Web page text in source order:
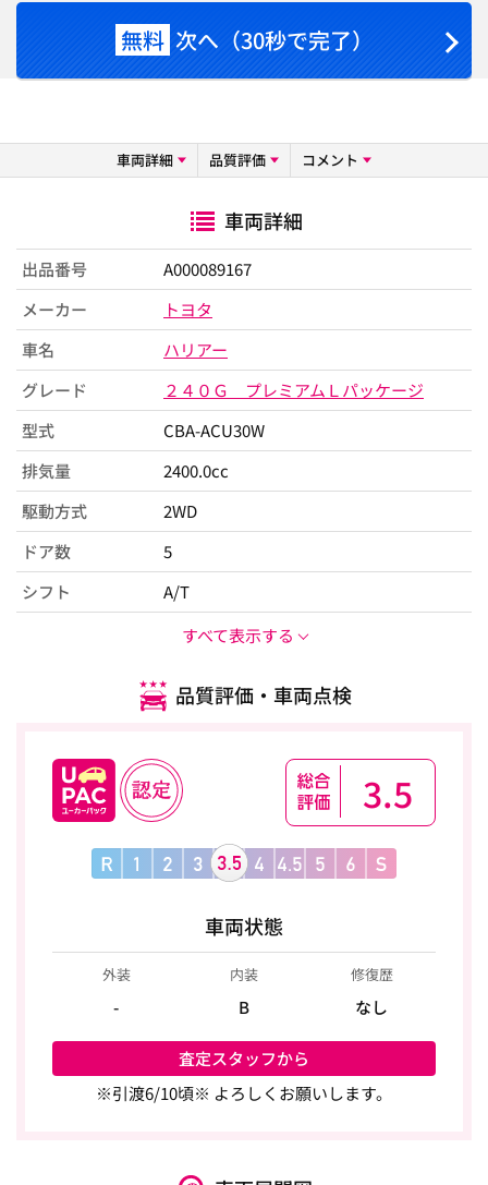
無料 次へ（30秒で完了）
車両詳細 品質評価 コメント
車両詳細
出品番号
A000089167
メーカー
トヨタ
車名
ハリアー
グレード
２４０Ｇ プレミアムＬパッケージ
型式
CBA-ACU30W
排気量
2400.0cc
駆動方式
2WD
ドア数
5
シフト
A/T
すべて表示する
品質評価・車両点検
3.5
車両状態
外装
-
内装
B
修復歴
なし
査定スタッフから
※引渡6/10頃※ よろしくお願いします。